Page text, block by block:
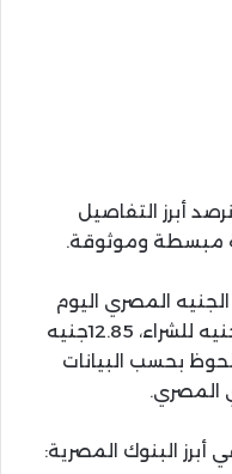
أبرز التفاصيل
مبسطة وموثوقة.
المصري اليوم
الأحد 25 يناير 2026، مسجلًا 12.81 جنيه للشراء، 12.85جنيه
بحسب البيانات
المصري.
أبرز البنوك المصرية: